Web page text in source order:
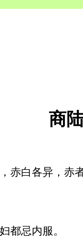
商
赤白各异，赤
都忌内服。